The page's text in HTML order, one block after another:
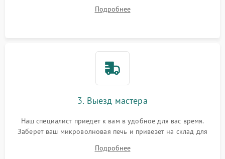
Подробнее
3. Выезд мастера
Наш специалист приедет к вам в удобное для вас время.
Заберет ваш микроволновая печь и привезет на склад для
Подробнее